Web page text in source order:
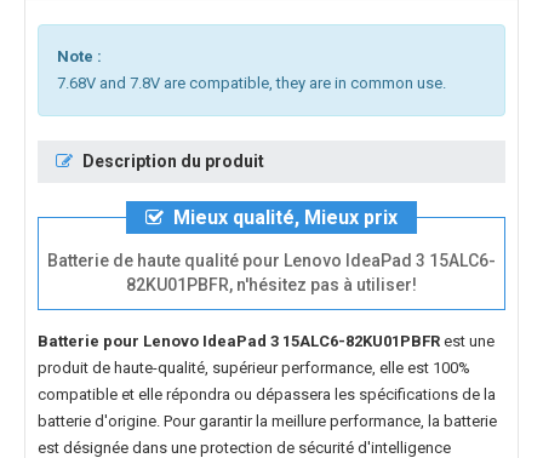
Note :
7.68V and 7.8V are compatible, they are in common use.
Description du produit
Mieux qualité, Mieux prix
Batterie de haute qualité pour Lenovo IdeaPad 3 15ALC6-
82KU01PBFR, n'hésitez pas à utiliser!
Batterie pour Lenovo IdeaPad 3 15ALC6-82KU01PBFR est une
produit de haute-qualité, supérieur performance, elle est 100%
compatible et elle répondra ou dépassera les spécifications de la
batterie d'origine. Pour garantir la meillure performance, la batterie
est désignée dans une protection de sécurité d'intelligence